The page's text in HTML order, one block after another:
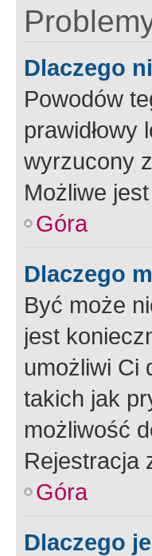
Dlaczego
Powodów
prawidłowy
wyrzucony
Możliwe
Góra
Dlaczego
Być może
jest
umożliwi Ci
takich jak
możliwość
Rejestracja
Góra
Dlaczego